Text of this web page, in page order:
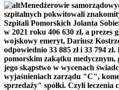
Menedżerowie
szpitalnych pokwitowali
Szpitali Pomorskich Jolanta
w 2021 roku 406 630 zł, a
wojskowy emeryt, Dariusz
odpowiednio 33 885 zł i 33 794
pomorskim zakątku
jego skąpstwo w wycenach
wyjaśnieniach zarządu "C",
sprzedaży" spółki. Czyli leczenia